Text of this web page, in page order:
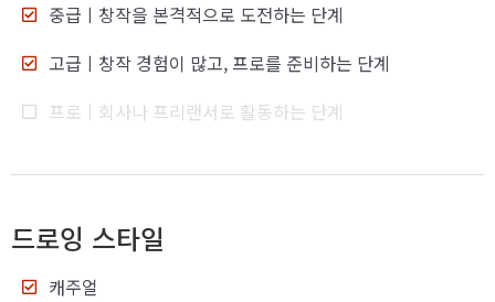
중급 ㅣ창작을 본격적으로 도전하는 단계
고급 ㅣ창작 경험이 많고, 프로를 준비하는 단계
프로 ㅣ회사나 프리랜서로 활동하는 단계
드로잉 스타일
캐주얼